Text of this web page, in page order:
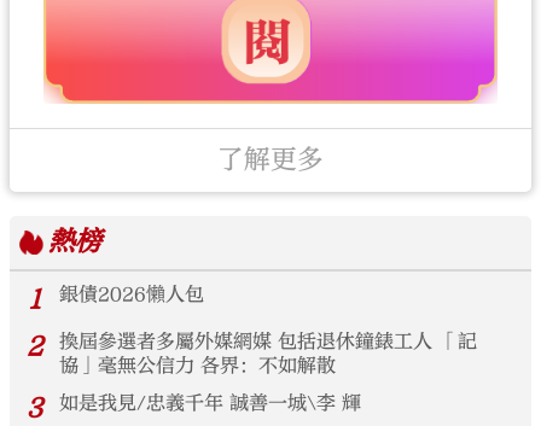
了解更多
熱榜
1
銀債2026懶人包
2
換屆參選者多屬外媒網媒 包括退休鐘錶工人 「記
協」毫無公信力 各界：不如解散
3 如是我見/忠義千年 誠善一城\李 輝